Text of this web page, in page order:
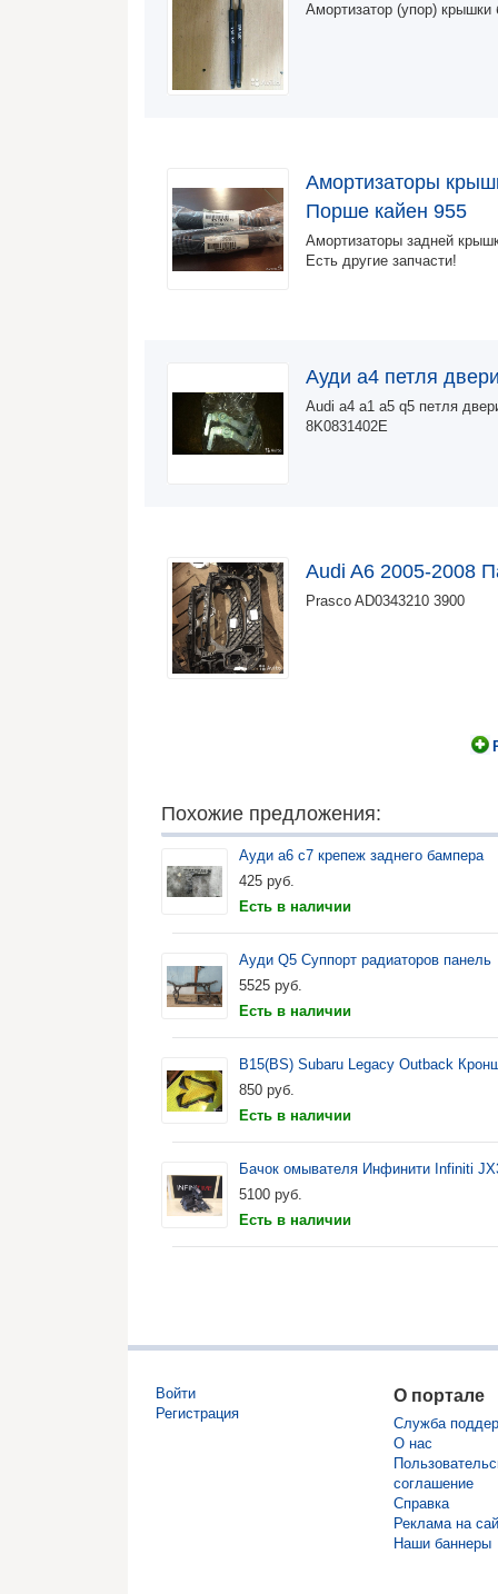
Амортизатор (упор)
Амортизаторы
Порше кайен 955
Амортизаторы задней
Есть другие запчасти!
Ауди а4 петля
Audi a4 a1 a5 q5 петля
8K0831402E
Audi A6 2005-2008
Prasco AD0343210 3900
Похожие предложения:
Ауди а6 с7 крепеж заднего бампера
425 руб.
Есть в наличии
Ауди Q5 Суппорт радиаторов панель
5525 руб.
Есть в наличии
B15(BS) Subaru Legacy Outback
850 руб.
Есть в наличии
Бачок омывателя Инфинити Infiniti
5100 руб.
Есть в наличии
Войти
Регистрация
О портале
Служба
О нас
соглашение
Справка
Реклама на
Наши баннеры